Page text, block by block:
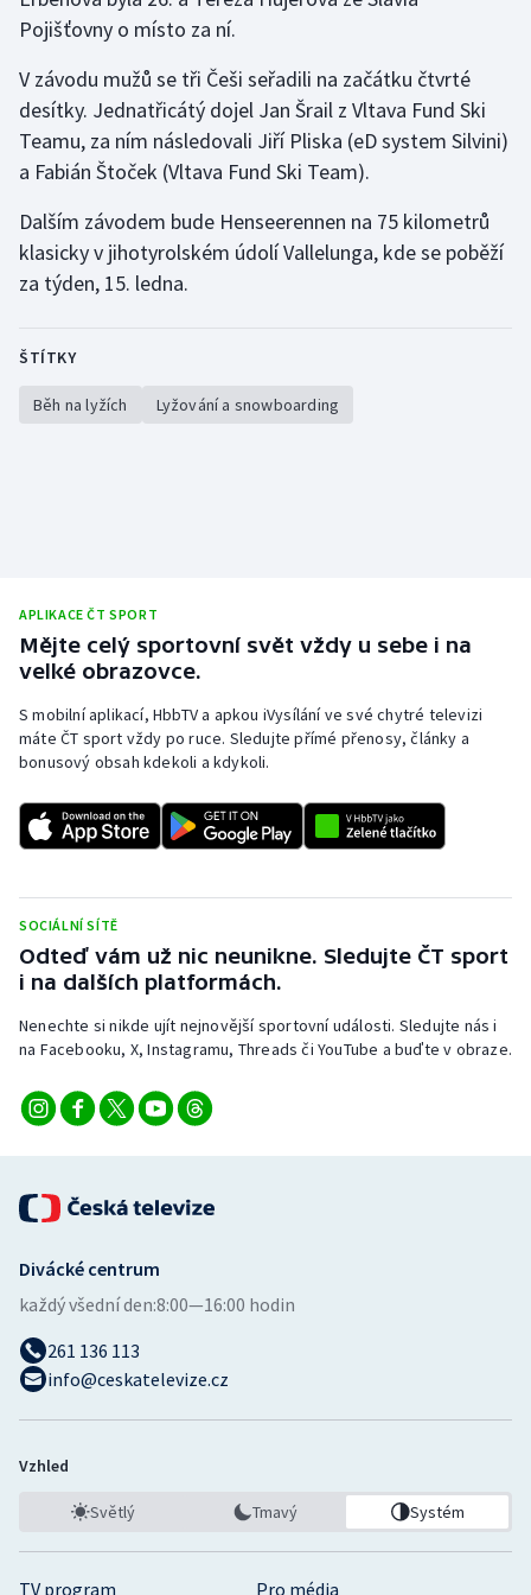
Olympijské hry
Parasport
Plavání
Plážový volejbal
Ragby
Triatlon
Veslování
Vodní slalom
Volejbal
Ostatní
Pojišťovny o místo za ní.
V závodu mužů se tři Češi seřadili na začátku čtvrté
desítky. Jednatřicátý dojel Jan Šrail z Vltava Fund Ski
Teamu, za ním následovali Jiří Pliska (eD system Silvini)
a Fabián Štoček (Vltava Fund Ski Team).
Dalším závodem bude Henseerennen na 75 kilometrů
klasicky v jihotyrolském údolí Vallelunga, kde se poběží
za týden, 15. ledna.
ŠTÍTKY
Běh na lyžích Lyžování a snowboarding
APLIKACE ČT SPORT
Mějte celý sportovní svět vždy u sebe i na
velké obrazovce.
S mobilní aplikací, HbbTV a apkou iVysílání ve své chytré televizi
máte ČT sport vždy po ruce. Sledujte přímé přenosy, články a
bonusový obsah kdekoli a kdykoli.
SOCIÁLNÍ SÍTĚ
Odteď vám už nic neunikne. Sledujte ČT sport
i na dalších platformách.
Nenechte si nikde ujít nejnovější sportovní události. Sledujte nás i
na Facebooku, X, Instagramu, Threads či YouTube a buďte v obraze.
TV program Pro média
Divácké centrum
každý všední den:8:00—16:00 hodin
261 136 113
info@ceskatelevize.cz
Vzhled
Světlý Tmavý Systém